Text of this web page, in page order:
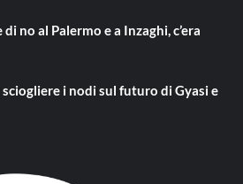
no al Palermo e a Inzaghi, c’era
i nodi sul futuro di Gyasi e